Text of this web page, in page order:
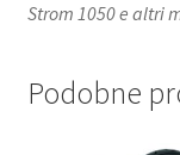
Strom 1050 e altri
Podobne